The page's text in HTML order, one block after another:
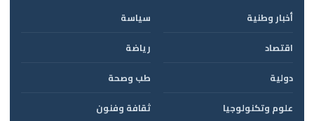
أخبار وطنية
سياسة
اقتصاد
رياضة
دولية
طب وصحة
علوم وتكنولوجيا
ثقافة وفنون